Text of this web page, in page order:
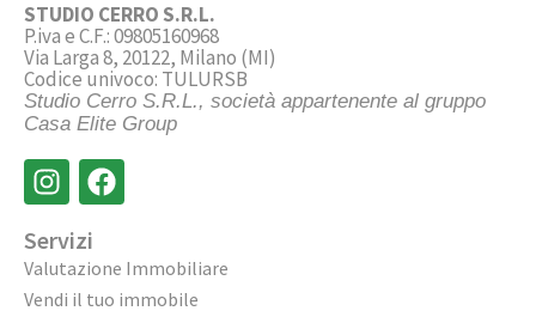
STUDIO CERRO S.R.L.
P.iva e C.F.: 09805160968
Via Larga 8, 20122, Milano (MI)
Codice univoco: TULURSB
Studio Cerro S.R.L., società appartenente al gruppo
Casa Elite Group
Servizi
Valutazione Immobiliare
Vendi il tuo immobile